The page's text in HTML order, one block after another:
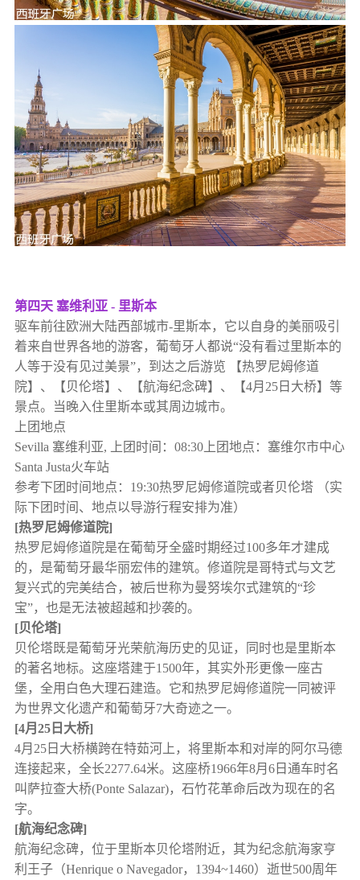
第四天 塞维利亚 - 里斯本
驱车前往欧洲大陆西部城市-里斯本，它以自身的美丽吸引
着来自世界各地的游客，葡萄牙人都说“没有看过里斯本的
人等于没有见过美景”，到达之后游览 【热罗尼姆修道
院】、【贝伦塔】、【航海纪念碑】、【4月25日大桥】等
景点。当晚入住里斯本或其周边城市。
上团地点
Sevilla 塞维利亚, 上团时间：08:30上团地点：塞维尔市中心
Santa Justa火车站
参考下团时间地点：19:30热罗尼姆修道院或者贝伦塔 （实
际下团时间、地点以导游行程安排为准）
[热罗尼姆修道院]
热罗尼姆修道院是在葡萄牙全盛时期经过100多年才建成
的，是葡萄牙最华丽宏伟的建筑。修道院是哥特式与文艺
复兴式的完美结合，被后世称为曼努埃尔式建筑的“珍
宝”，也是无法被超越和抄袭的。
[贝伦塔]
贝伦塔既是葡萄牙光荣航海历史的见证，同时也是里斯本
的著名地标。这座塔建于1500年，其实外形更像一座古
堡，全用白色大理石建造。它和热罗尼姆修道院一同被评
为世界文化遗产和葡萄牙7大奇迹之一。
[4月25日大桥]
4月25日大桥横跨在特茹河上，将里斯本和对岸的阿尔马德
连接起来，全长2277.64米。这座桥1966年8月6日通车时名
叫萨拉查大桥(Ponte Salazar)，石竹花革命后改为现在的名
字。
[航海纪念碑]
航海纪念碑，位于里斯本贝伦塔附近，其为纪念航海家亨
利王子（Henrique o Navegador，1394~1460）逝世500周年